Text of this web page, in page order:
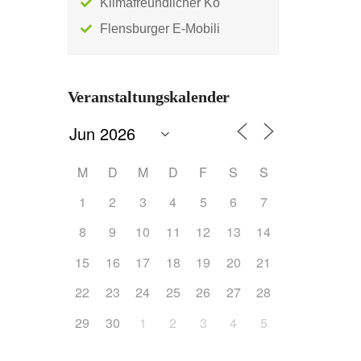
Klimafreundlicher Ko
Flensburger E-Mobili
Veranstaltungskalender
M D M D F S
S
1
2 3 4 5 6
7
8
9 10 11 12 13
14
15
16 17 18 19 20
21
22
23 24 25 26 27
28
29
30 1 2 3 4 5